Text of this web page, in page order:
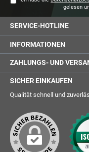
gelesen
SERVICE-HOTLINE
INFORMATIONEN
ZAHLUNGS- UND
SICHER EINKAUFEN
Qualität schnell und